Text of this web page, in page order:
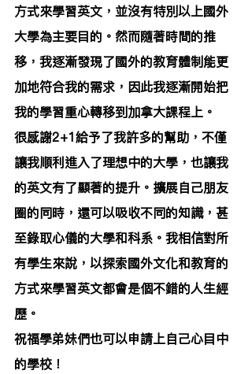
方式來學習英文，並沒有特別以上國外
大學為主要目的。然而隨著時間的推
移，我逐漸發現了國外的教育體制能更
加地符合我的需求，因此我逐漸開始把
我的學習重心轉移到加拿大課程上。
很感謝2+1給予了我許多的幫助，不僅
讓我順利進入了理想中的大學，也讓我
的英文有了顯著的提升。擴展自己朋友
圈的同時，還可以吸收不同的知識，甚
至錄取心儀的大學和科系。我相信對所
有學生來說，以探索國外文化和教育的
方式來學習英文都會是個不錯的人生經
歷。
祝福學弟妹們也可以申請上自己心目中
的學校！